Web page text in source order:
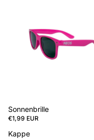
Sonnenbrille
€1,99 EUR
Kappe